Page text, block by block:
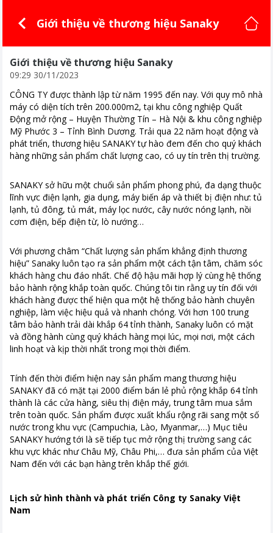
Giới thiệu về thương hiệu Sanaky
Giới thiệu về thương hiệu Sanaky
09:29 30/11/2023
CÔNG TY được thành lập từ năm 1995 đến nay. Với quy mô nhà
máy có diện tích trên 200.000m2, tại khu công nghiệp Quất
Động mở rộng – Huyện Thường Tín – Hà Nội & khu công nghiệp
Mỹ Phước 3 – Tỉnh Bình Dương. Trải qua 22 năm hoạt động và
phát triển, thương hiệu SANAKY tự hào đem đến cho quý khách
hàng những sản phẩm chất lượng cao, có uy tín trên thị trường.
SANAKY sở hữu một chuổi sản phẩm phong phú, đa dạng thuộc
lĩnh vực điện lạnh, gia dụng, máy biến áp và thiết bị điện như: tủ
lạnh, tủ đông, tủ mát, máy lọc nước, cây nước nóng lạnh, nồi
cơm điện, bếp điện từ, lò nướng…
Với phương châm “Chất lượng sản phẩm khẳng định thương
hiệu” Sanaky luôn tạo ra sản phẩm một cách tận tâm, chăm sóc
khách hàng chu đáo nhất. Chế độ hậu mãi hợp lý cùng hệ thống
bảo hành rộng khắp toàn quốc. Chúng tôi tin rằng uy tín đối với
khách hàng được thể hiện qua một hệ thống bảo hành chuyên
nghiệp, làm việc hiệu quả và nhanh chóng. Với hơn 100 trung
tâm bảo hành trải dài khắp 64 tỉnh thành, Sanaky luôn có mặt
và đồng hành cùng quý khách hàng mọi lúc, mọi nơi, một cách
linh hoạt và kịp thời nhất trong mọi thời điểm.
Tính đến thời điểm hiện nay sản phẩm mang thương hiệu
SANAKY đã có mặt tại 2000 điểm bán lẻ phủ rộng khắp 64 tỉnh
thành là các cửa hàng, siêu thị điện máy, trung tâm mua sắm
trên toàn quốc. Sản phẩm được xuất khẩu rộng rãi sang một số
nước trong khu vực (Campuchia, Lào, Myanmar,…) Mục tiêu
SANAKY hướng tới là sẽ tiếp tục mở rộng thị trường sang các
khu vực khác như Châu Mỹ, Châu Phi,… đưa sản phẩm của Việt
Nam đến với các bạn hàng trên khắp thế giới.
Lịch sử hình thành và phát triển Công ty Sanaky Việt
Nam